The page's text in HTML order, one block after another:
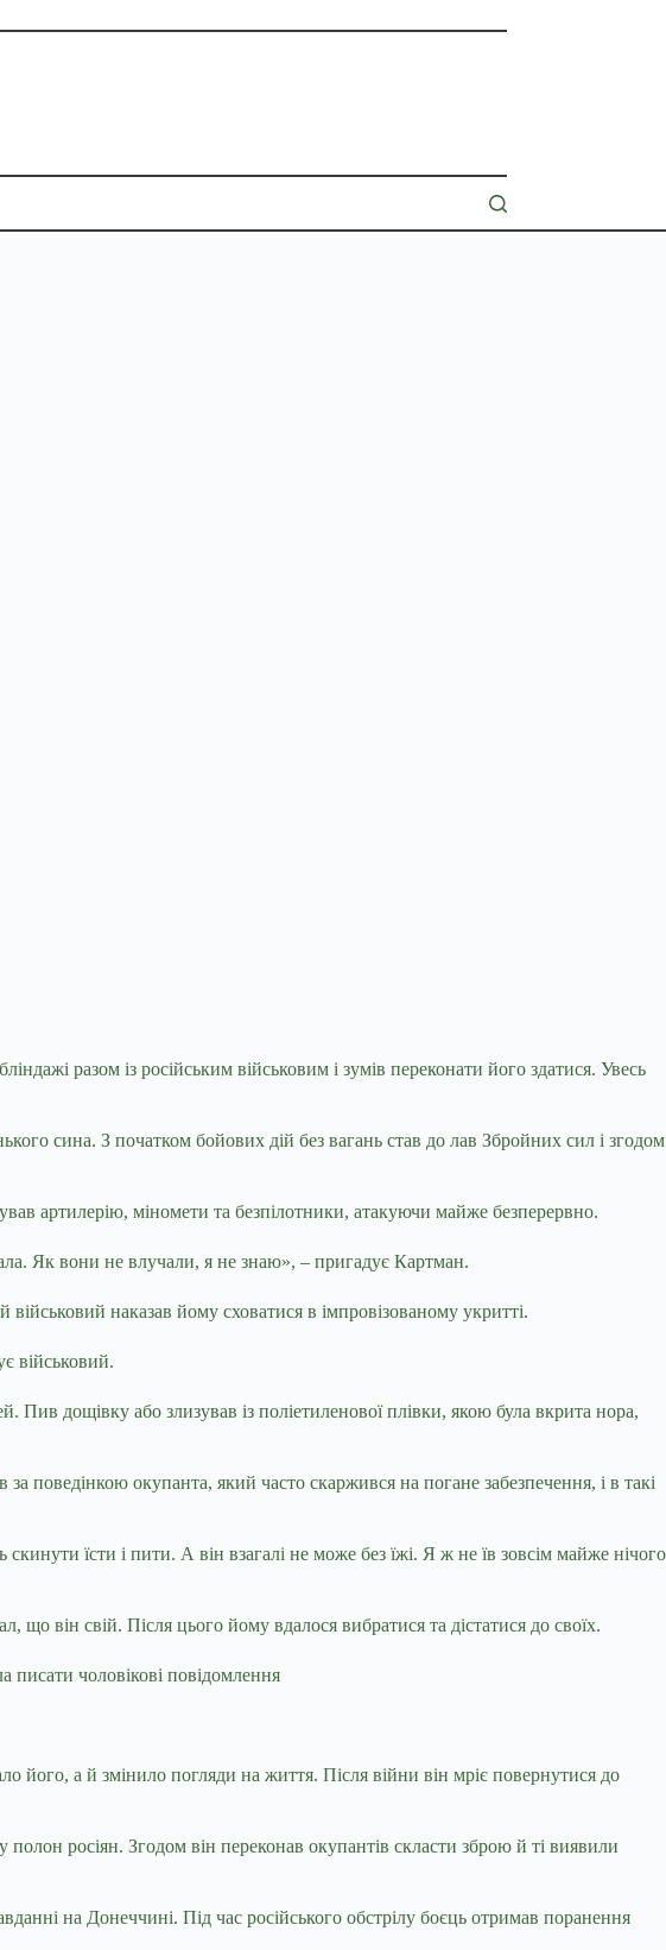
разом із російським військовим і зумів переконати його здатися. Увесь
сина. З початком бойових дій без вагань став до лав Збройних сил і згодом
артилерію, міномети та безпілотники, атакуючи майже безперервно.
Як вони не влучали, я не знаю», – пригадує Картман.
наказав йому сховатися в імпровізованому укритті.
військовий.
дощівку або злизував із поліетиленової плівки, якою була вкрита нора,
поведінкою окупанта, який часто скаржився на погане забезпечення, і в такі
їсти і пити. А він взагалі не може без їжі. Я ж не їв зовсім майже нічого
він свій. Після цього йому вдалося вибратися та дістатися до своїх.
писати чоловікові повідомлення
а й змінило погляди на життя. Після війни він мріє повернутися до
росіян. Згодом він переконав окупантів скласти зброю й ті виявили
на Донеччині. Під час російського обстрілу боєць отримав поранення